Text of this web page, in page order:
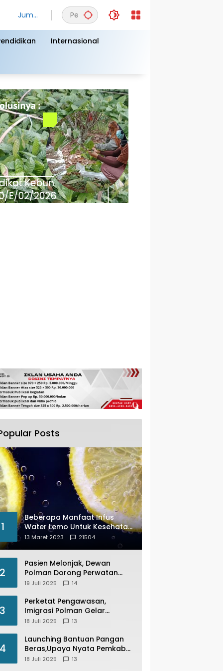
Jumat
Agust
us
Internasional
Posts
1
Beberapa Manfaat Infus
Water Lemo Untuk Kesehatan
Anda
13 Maret 2023 21504
2
Pasien Melonjak, Dewan
Polman Dorong Perwatan
Inap PKM Wonomulyo
19 Juli 2025 14
3
Perketat Pengawasan,
Imigrasi Polman Gelar
Operasi Pengawasan
Serentak disemua Daerah di
Indonesia
18 Juli 2025 13
4
Launching Bantuan Pangan
Beras,Upaya Nyata Pemkab
Polman Stabilkan Harga
18 Juli 2025 13